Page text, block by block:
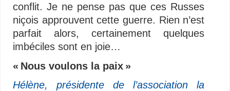
conflit. Je ne pense pas que ces Russes
niçois approuvent cette guerre. Rien n’est
parfait alors, certainement quelques
imbéciles sont en joie…
« Nous voulons la paix »
Hélène, présidente de l’association la